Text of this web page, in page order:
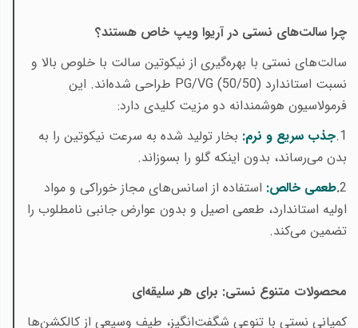
چرا سالت‌های نستی در آریوا ویپ خاص هستند؟
سالت‌های نستی با بهره‌گیری از نیکوتین سالت با خلوص بالا و
نسبت استانداردPG/VG (50/50)
طراحی شده‌اند. این
فرمولاسیون هوشمندانه دو مزیت کلیدی دارد:
1
.جذب سریع و نرم: بخار تولید شده به سرعت نیکوتین را به
بدن می‌رساند، بدون اینکه گلو را بسوزاند.
2
.طعمی خالص: استفاده از اسانس‌های مجاز خوراکی و مواد
اولیه استاندارد، طعمی اصیل و بدون عوارض جانبی نامطلوب را
تضمین می‌کند.
محصولات متنوع نستی: برای هر سلیقه‌ای
کمپانی نستی با تنوعی شگفت‌انگیز، طیف وسیعی از کالکشن‌ها